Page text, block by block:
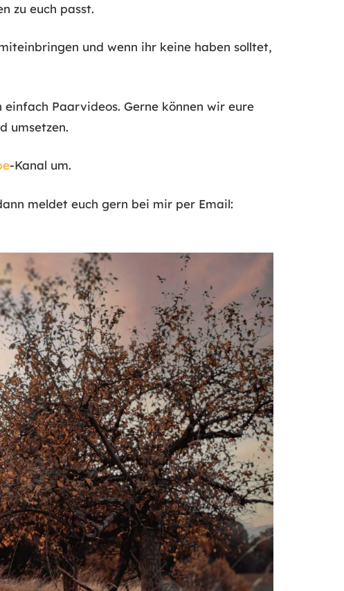
zu euch passt.
und wenn ihr keine haben solltet,
Paarvideos. Gerne können wir eure
umsetzen.
-Kanal um.
meldet euch gern bei mir per Email: